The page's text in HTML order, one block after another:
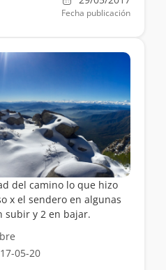
Fecha publicación
del camino lo que hizo
x el sendero en algunas
subir y 2 en bajar.
05-20